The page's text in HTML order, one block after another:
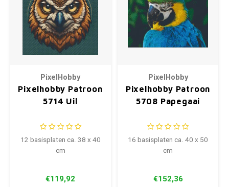
PixelHobby
Pixelhobby Patroon
5714 Uil
12 basisplaten ca. 38 x 40
cm
€119,92
PixelHobby
Pixelhobby Patroon
5708 Papegaai
16 basisplaten ca. 40 x 50
cm
€152,36